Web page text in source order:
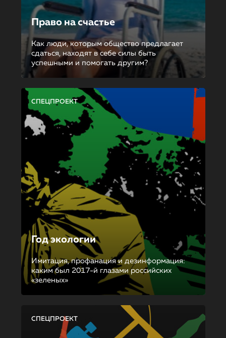
Право на счастье
Как люди, которым общество предлагает
сдаться, находят в себе силы быть
успешными и помогать другим?
СПЕЦПРОЕКТ
Год экологии
Имитация, профанация и дезинформация:
каким был 2017-й глазами российских
«зеленых»
СПЕЦПРОЕКТ